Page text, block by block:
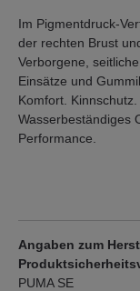
Im Pigmentdruck-
der rechten Brust
Verborgene,
Einsätze und
Komfort.
Wasserbeständiges
Performance.
Angaben zum
PUMA SE